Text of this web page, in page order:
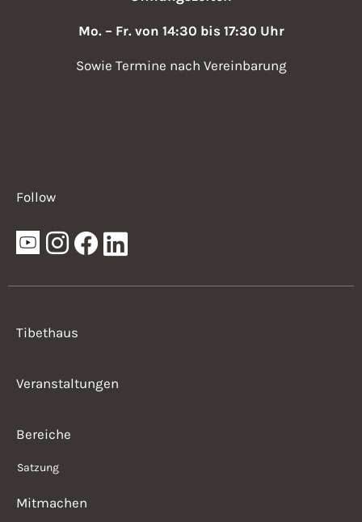
Mo. – Fr. von 14:30 bis 17:30 Uhr
Sowie Termine nach Vereinbarung
Follow
Tibethaus
Veranstaltungen
Bereiche
Satzung
Mitmachen